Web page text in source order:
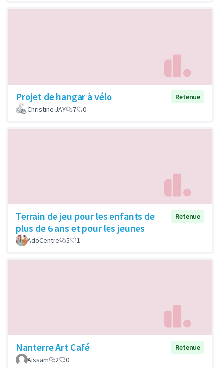
Projet de hangar à vélo
Retenue
Christine JAY
7 0
Terrain de jeu pour les enfants de
plus de 6 ans et pour les jeunes
Retenue
AdoCentre 5 1
Nanterre Art Café
Retenue
Aissam
2 0